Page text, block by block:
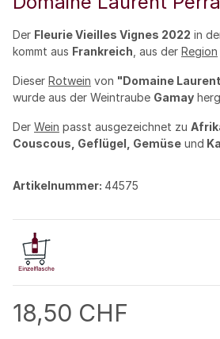
Der Fleurie Vieilles Vignes 2022 in
kommt aus Frankreich , aus der Region
Dieser Rotwein von "Domaine
wurde aus der Weintraube Gamay
Der Wein passt ausgezeichnet zu
Couscous, Geflügel, Gemüse und
Artikelnummer: 44575
18,50 CHF